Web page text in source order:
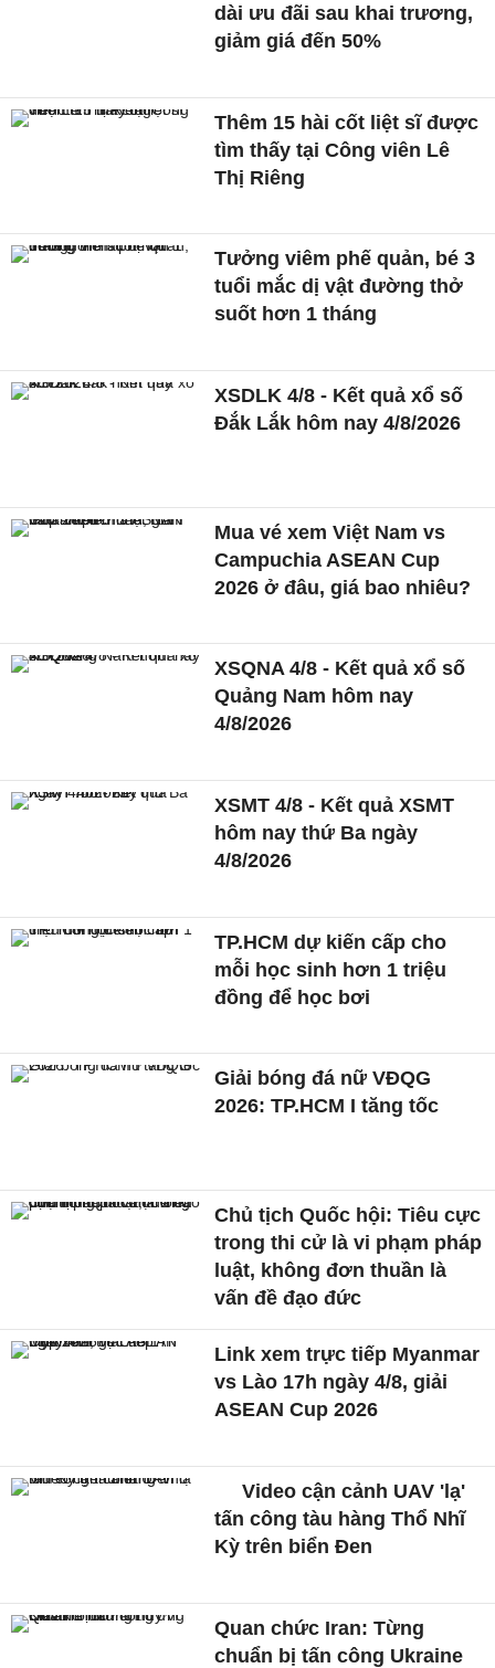
dài ưu đãi sau khai trương,
giảm giá đến 50%
Thêm 15 hài cốt liệt sĩ được
tìm thấy tại Công viên Lê
Thị Riêng
Tưởng viêm phế quản, bé 3
tuổi mắc dị vật đường thở
suốt hơn 1 tháng
XSDLK 4/8 - Kết quả xổ số
Đắk Lắk hôm nay 4/8/2026
Mua vé xem Việt Nam vs
Campuchia ASEAN Cup
2026 ở đâu, giá bao nhiêu?
XSQNA 4/8 - Kết quả xổ số
Quảng Nam hôm nay
4/8/2026
XSMT 4/8 - Kết quả XSMT
hôm nay thứ Ba ngày
4/8/2026
TP.HCM dự kiến cấp cho
mỗi học sinh hơn 1 triệu
đồng để học bơi
Giải bóng đá nữ VĐQG
2026: TP.HCM I tăng tốc
Chủ tịch Quốc hội: Tiêu cực
trong thi cử là vi phạm pháp
luật, không đơn thuần là
vấn đề đạo đức
Link xem trực tiếp Myanmar
vs Lào 17h ngày 4/8, giải
ASEAN Cup 2026
Video cận cảnh UAV 'lạ'
tấn công tàu hàng Thổ Nhĩ
Kỳ trên biển Đen
Quan chức Iran: Từng
chuẩn bị tấn công Ukraine